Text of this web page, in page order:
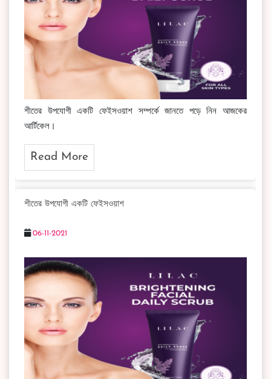
শীতের উপযোগী একটি ফেইসওয়াশ সম্পর্কে জানতে পড়ে নিন আজকের
আর্টিকেল।
Read More
শীতের উপযোগী একটি ফেইসওয়াশ
06-11-2021